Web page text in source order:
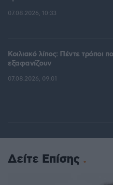
07.08.2026, 10:33
Κοιλιακό λίπος: Πέντε τρόποι
εξαφανίζουν
07.08.2026, 09:01
Δείτε Επίσης